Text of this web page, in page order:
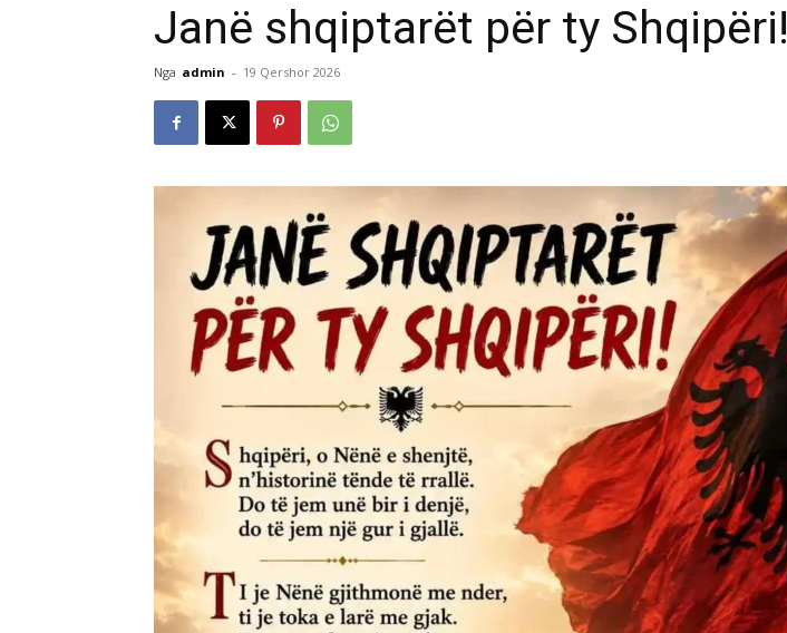
Janë shqiptarët për ty Shqipëri!
Nga admin - 19 Qershor 2026